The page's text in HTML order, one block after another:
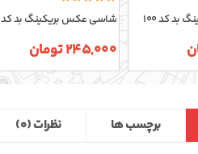
کد 100 شاسی عکس بریکینگ بد کد 101
245,000 تومان
برچسب ها نظرات (0)